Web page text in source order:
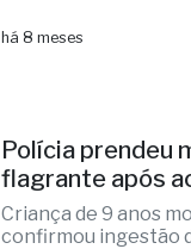
há 8 meses
Polícia prendeu
flagrante após
Criança de 9 anos
confirmou ingestão